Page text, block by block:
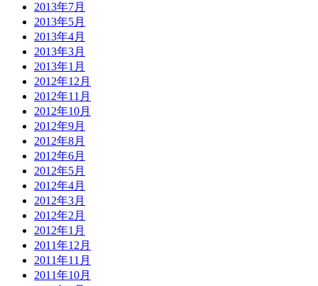
2013年7月
2013年5月
2013年4月
2013年3月
2013年1月
2012年12月
2012年11月
2012年10月
2012年9月
2012年8月
2012年6月
2012年5月
2012年4月
2012年3月
2012年2月
2012年1月
2011年12月
2011年11月
2011年10月